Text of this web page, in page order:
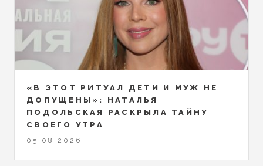
«В ЭТОТ РИТУАЛ ДЕТИ И МУЖ НЕ
ДОПУЩЕНЫ»: НАТАЛЬЯ
ПОДОЛЬСКАЯ РАСКРЫЛА ТАЙНУ
СВОЕГО УТРА
05.08.2026